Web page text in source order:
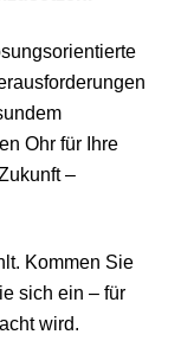
Ohr für Ihre
–
Kommen Sie
sich ein – für
wird.